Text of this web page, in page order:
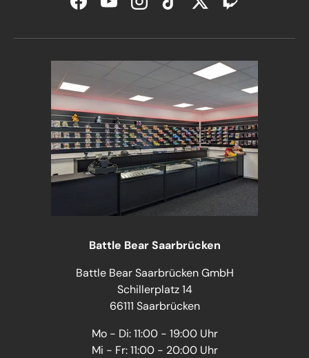
FacebookYouTubeInstagramTikTokTwitterTwitch
Battle Bear Saarbrücken
Battle Bear Saarbrücken GmbH
Schillerplatz 14
66111 Saarbrücken
Mo - Di: 11:00 - 19:00 Uhr
Mi - Fr: 11:00 - 20:00 Uhr